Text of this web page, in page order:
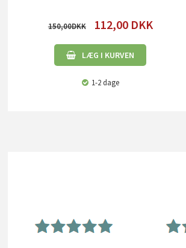
150,00 112,00 DKK
LÆG I KURVEN
1-2 dage